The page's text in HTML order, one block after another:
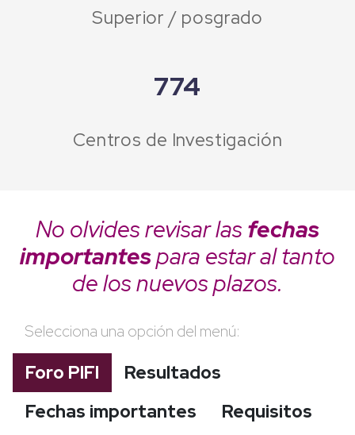
Superior / posgrado
774
Centros de Investigación
No olvides revisar las fechas
importantespara estar al tanto
de los nuevos plazos.
Selecciona una opción del menú:
Foro PIFI
Resultados
Fechas importantes
Requisitos